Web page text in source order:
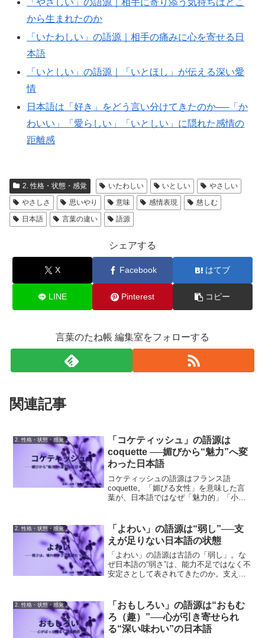
「やさしい」の語源｜相手に寄り添う気持ちはどこ
から生まれたのか
「いたわしい」の語源｜相手の痛みに心を寄せる日
本語
「いとしい」の語源｜「いとほし」が伝える深い愛
情
日本語は「好き」をどう言い分けてきたのか──「か
わいい」「愛らしい」「いとしい」に隠れた感情の
距離感
2. 性格・状態・感覚 いたわしい いとしい
やさしい
やさしさ
思いやり 意味 感情表現
慈しむ
日本語
言葉の違い 語源
シェアする
X Facebook はてブ
LINE Pinterest コピー
言葉のたね帳 編集室をフォローする
関連記事
2. 性格・状態・感覚
「コケティッシュ」の語源は
coquette ──媚びから“魅力”へ変
わった日本語
コケティッシュの語源はフランス語
coquette。「媚びる女性」を意味した言
葉が、日本語ではなぜ「魅力的」「小悪
2. 性格・状態・感覚
「よわい」の語源は“弱し”──支
えが足りない日本語の状態
「よわい」の語源は古語の「弱し」。な
ぜ日本語の“弱さ”は、能力不足ではなく不
安定さとして表されてきたのか。支え・
2. 性格・状態・感覚
「おもしろい」の語源は“おもむ
ろ（趣）”──心が引き寄せられ
る“深い味わい”の日本語